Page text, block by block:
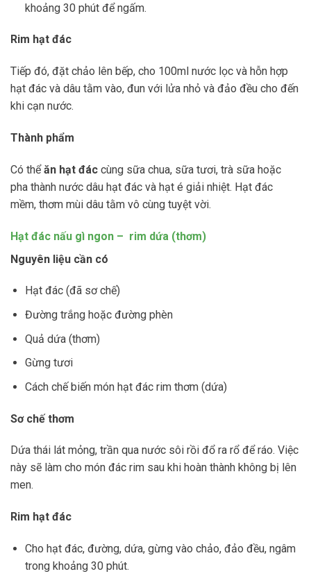
khoảng 30 phút để ngấm.
Rim hạt đác
Tiếp đó, đặt chảo lên bếp, cho 100ml nước lọc và hỗn hợp
hạt đác và dâu tằm vào, đun với lửa nhỏ và đảo đều cho đến
khi cạn nước.
Thành phẩm
Có thểăn hạt đác cùng sữa chua, sữa tươi, trà sữa hoặc
pha thành nước dâu hạt đác và hạt é giải nhiệt. Hạt đác
mềm, thơm mùi dâu tằm vô cùng tuyệt vời.
Hạt đác nấu gì ngon – rim dứa (thơm)
Nguyên liệu cần có
Hạt đác (đã sơ chế)
Đường trắng hoặc đường phèn
Quả dứa (thơm)
Gừng tươi
Cách chế biến món hạt đác rim thơm (dứa)
Sơ chế thơm
Dứa thái lát mỏng, trần qua nước sôi rồi đổ ra rổ để ráo. Việc
này sẽ làm cho món đác rim sau khi hoàn thành không bị lên
men.
Rim hạt đác
Cho hạt đác, đường, dứa, gừng vào chảo, đảo đều, ngâm
trong khoảng 30 phút.